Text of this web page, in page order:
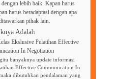
dengan lebih baik. Kapan harus
harus beradaptasi dengan apa
pihak lain.
Adalah
Ekslusive Pelatihan Effective
In Negotiation
banyaknya update informasi
Effective Communication In
dibutuhkan pendalaman yang